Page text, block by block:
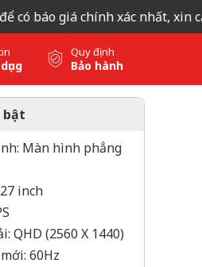
báo giá chính xác nhất, xin cảm
Quy định
Bảo hành
bật
Màn hình phẳng
inch
QHD (2560 X 1440)
60Hz